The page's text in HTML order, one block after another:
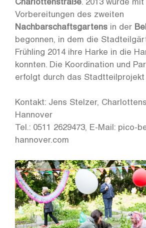
Charlottenstraße. 2013 wurde mit
Vorbereitungen des zweiten
Nachbarschaftsgartens in der
begonnen, in dem die
Frühling 2014 ihre Harke in die
konnten. Die Koordination und
erfolgt durch das Stadtteilprojekt
Kontakt: Jens Stelzer,
Hannover
Tel.: 0511 2629473, E-Mail: pico-
hannover.com